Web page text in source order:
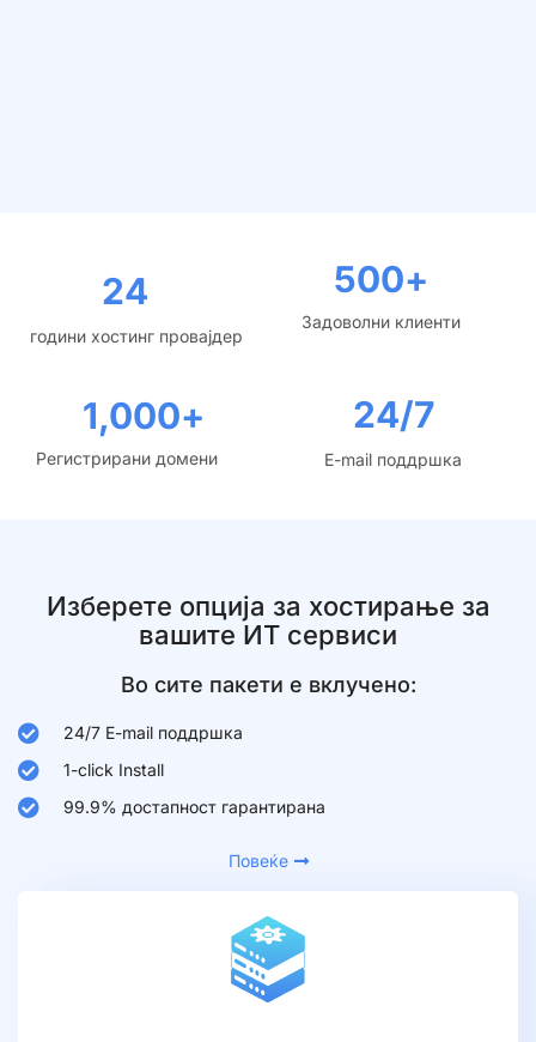
24
години хостинг провајдер
500+
Задоволни клиенти
1,000+
Регистрирани домени
24/7
E-mail поддршка
Изберете опција за хостирање за
вашите ИТ сервиси
Во сите пакети е вклучено:
24/7 E-mail поддршка
1-click Install
99.9% достапност гарантирана
Повеќе